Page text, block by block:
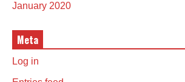
January 2020
Meta
Log in